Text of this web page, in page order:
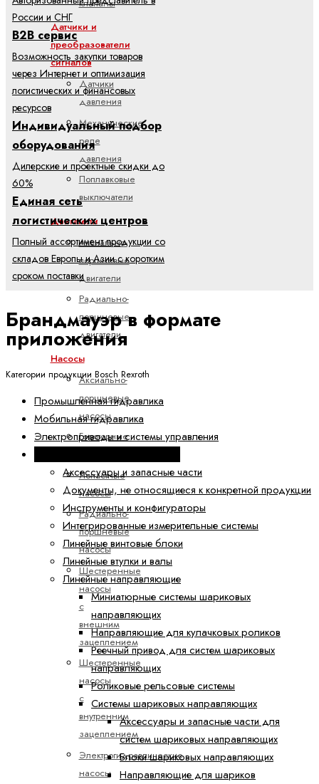
Датчики и
преобразователи
сигналов
Датчики
давления
Механические
реле
давления
Поплавковые
выключатели
Двигатели
Аксиально-
поршневые
двигатели
Радиально-
поршневые
двигатели
Насосы
Аксиально-
поршневые
насосы
Героторные
Лопастные
насосы
Радиально-
поршневые
насосы
Шестеренные
насосы
с
внешним
зацеплением
Шестеренные
насосы
с
внутренним
зацеплением
Электрогидравлические
насосы
России и СНГ
B2B сервис
Возможность закупки товаров
через Интернет и оптимизация
логистических и финансовых
ресурсов
Индивидуальный подбор
оборудования
Дилерские и проектные скидки до
60%
Единая сеть
логистических центров
Полный ассортимент продукции со
складов Европы и Азии с коротким
сроком поставки
Брандмауэр в формате
приложения
Категории продукции Bosch Rexroth
Промышленная гидравлика
Мобильная гидравлика
Электроприводы и системы управления
Аксессуары и запасные части
Документы, не относящиеся к конкретной продукции
Инструменты и конфигураторы
Интегрированные измерительные системы
Линейные винтовые блоки
Линейные втулки и валы
Линейные направляющие
Миниатюрные системы шариковых
направляющих
Направляющие для кулачковых роликов
Реечный привод для систем шариковых
направляющих
Роликовые рельсовые системы
Системы шариковых направляющих
Аксессуары и запасные части для
систем шариковых направляющих
Блоки шариковых направляющих
Направляющие для шариков